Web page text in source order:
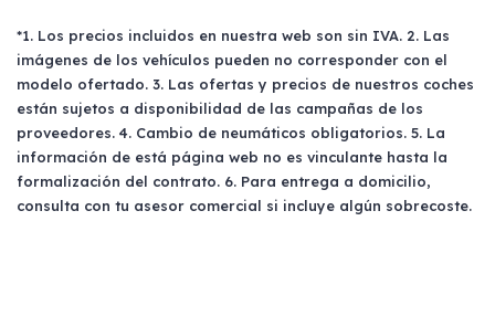
*1. Los precios incluidos en nuestra web son sin IVA. 2. Las
imágenes de los vehículos pueden no corresponder con el
modelo ofertado. 3. Las ofertas y precios de nuestros coches
están sujetos a disponibilidad de las campañas de los
proveedores. 4. Cambio de neumáticos obligatorios. 5. La
información de está página web no es vinculante hasta la
formalización del contrato. 6. Para entrega a domicilio,
consulta con tu asesor comercial si incluye algún sobrecoste.